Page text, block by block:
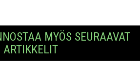
MYÖS SEURAAVAT
ARTIKKELIT